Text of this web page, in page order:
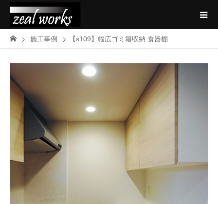
施工事例 【s109】幅広ゴミ箱収納 食器棚